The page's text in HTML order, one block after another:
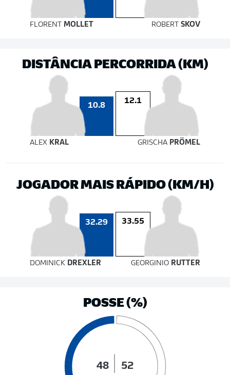
FLORENT MOLLET ROBERTSKOV
DISTÂNCIA PERCORRIDA (KM)
10.8
12.1
ALEX KRAL GRISCHA PRÖMEL
JOGADOR MAIS RÁPIDO (KM/H)
32.29 33.55
DOMINICK DREXLER GEORGINIO RUTTER
POSSE (%)
48 52